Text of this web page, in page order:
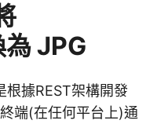
JPG
據REST架構開發
端(在任何平台上)通